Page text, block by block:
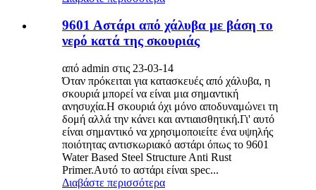
9601 Αστάρι από χάλυβα με βάση το
νερό κατά της σκουριάς
από admin στις 23-03-14
Όταν πρόκειται για κατασκευές από χάλυβα, η
σκουριά μπορεί να είναι μια σημαντική
ανησυχία.Η σκουριά όχι μόνο αποδυναμώνει τη
δομή αλλά την κάνει και αντιαισθητική.Γι' αυτό
είναι σημαντικό να χρησιμοποιείτε ένα υψηλής
ποιότητας αντισκωριακό αστάρι όπως το 9601
Water Based Steel Structure Anti Rust
Primer.Αυτό το αστάρι είναι spec...
Διαβάστε περισσότερα